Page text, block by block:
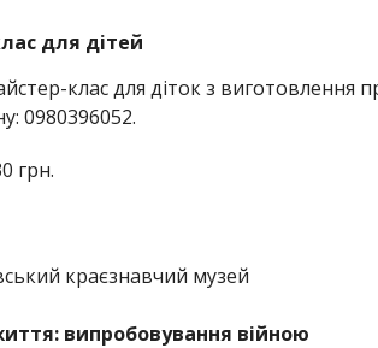
для дітей
клас для діток з виготовлення
0980396052.
грн.
краєзнавчий музей
випробовування війною